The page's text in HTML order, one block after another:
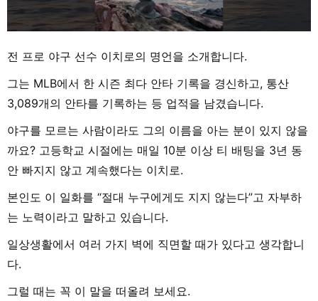
전 프로 야구 선수 이치로의 명언을 소개합니다.
그는 MLB에서 한 시즌 최다 안타 기록을 경신하고, 통산
3,089개의 안타를 기록하는 등 업적을 남겼습니다.
야구를 모르는 사람이라도 그의 이름을 아는 분이 있지 않을
까요? 고등학교 시절에는 매일 10분 이상 티 배팅을 3년 동
안 빠지지 않고 계속했다는 이치로.
본인도 이 일화를 “절대 누구에게도 지지 않는다”고 자부하
는 노력이라고 말하고 있습니다.
일상생활에서 여러 가지 벽에 직면할 때가 있다고 생각합니
다.
그럴 때는 꼭 이 말을 떠올려 보세요.